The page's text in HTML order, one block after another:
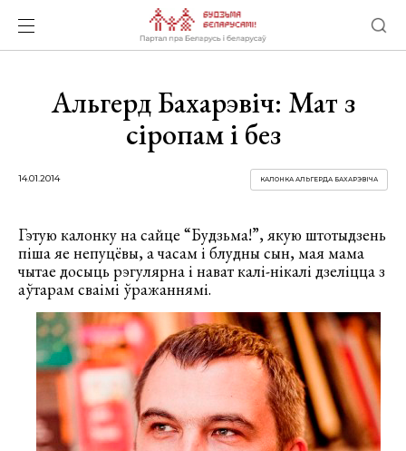
Альгерд Бахарэвіч: Мат з
сіропам і без
14.01.2014 КАЛОНКА АЛЬГЕРДА БАХАРЭВІЧА
Гэтую калонку на сайце “Будзьма!”, якую штотыдзень
піша яе непуцёвы, а часам і блудны сын, мая мама
чытае досыць рэгулярна і нават калі-нікалі дзеліцца з
аўтарам сваімі ўражаннямі.